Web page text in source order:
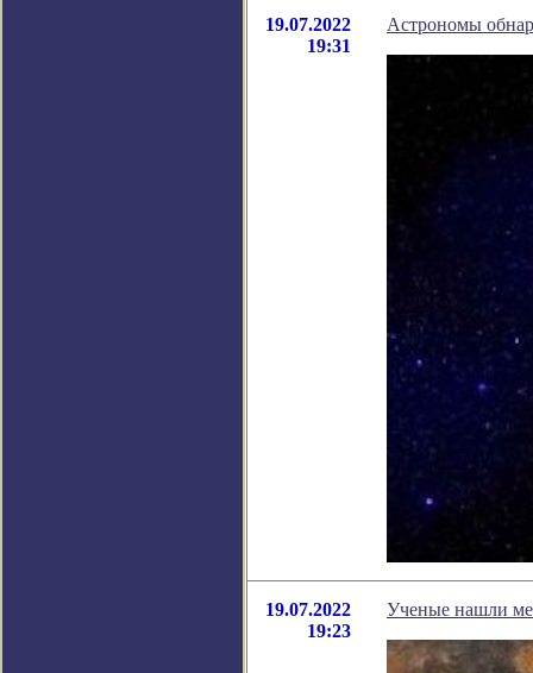
19.07.2022
19:31
Астрономы
19.07.2022
19:23
Ученые нашли